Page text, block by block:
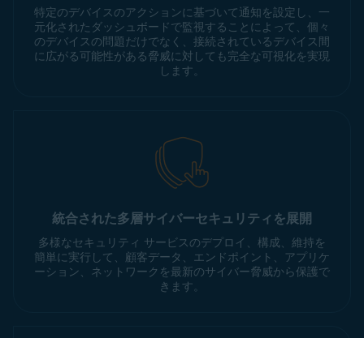
特定のデバイスのアクションに基づいて通知を設定し、一
元化されたダッシュボードで監視することによって、個々
のデバイスの問題だけでなく、接続されているデバイス間
に広がる可能性がある脅威に対しても完全な可視化を実現
します。
統合された多層サイバーセキュリティを展開
多様なセキュリティ サービスのデプロイ、構成、維持を
簡単に実行して、顧客データ、エンドポイント、アプリケ
ーション、ネットワークを最新のサイバー脅威から保護で
きます。